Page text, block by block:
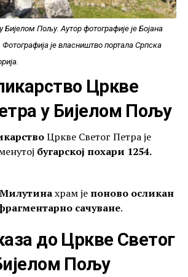
Бијелом Пољу. Аутор фотографије је Бојана
је власништво портала Српска
Цркве
у Бијелом Пољу
Цркве Светог Петра је
бугарској похари 1254.
храм је поново осликан
сачуване.
до Цркве Светог
Пољу